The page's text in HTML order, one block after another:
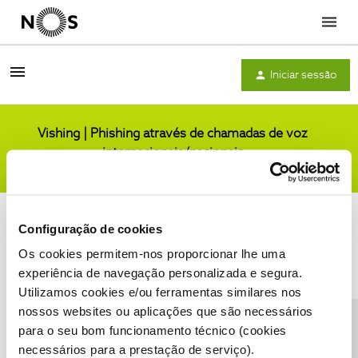
Configuração de cookies
Os cookies permitem-nos proporcionar lhe uma
experiência de navegação personalizada e segura.
Utilizamos cookies e/ou ferramentas similares nos
nossos websites ou aplicações que são necessários
para o seu bom funcionamento técnico (cookies
necessários para a prestação de serviço).
Menu
Iniciar sessão
Vishing | Phishing através de chamadas de voz
internacionais/nacionais
Condições do Fórum NOS Accessibility statement